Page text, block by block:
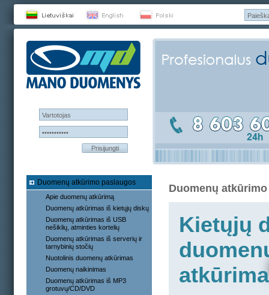
Prisijungti
Duomenų atkūrimo paslaugos
Apie duomenų atkūrimą
Duomenų atkūrimas iš kietųjų diskų
Duomenų atkūrimas iš USB
nešiklių, atminties kortelių
Duomenų atkūrimas iš serverių ir
tarnybinių stočių
Nuotolinis duomenų atkūrimas
Duomenų naikinimas
Duomenų atkūrimas iš MP3
grotuvų/CD/DVD
Duomenų
Kietųjų